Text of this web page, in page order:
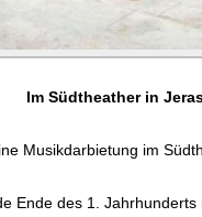
Im Südtheather in
Musikdarbietung im
Ende des 1.